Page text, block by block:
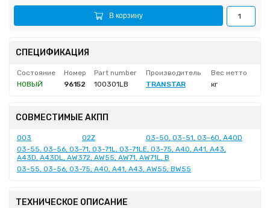
В корзину
СПЕЦИФИКАЦИЯ
Состояние Номер Part number Производитель
Вес нетто
НОВЫЙ
96152 100301LB TRANSTAR кг
СОВМЕСТИМЫЕ АКПП
003 02Z
03-50, 03-51, 03-60, A40D
03-55, 03-56, 03-71, 03-71L, 03-71LE, 03-75, A40, A41, A43,
A43D, A43DL, AW372, AW55, AW71, AW71L, B
03-55, 03-56, 03-75, A40, A41, A43, AW55, BW55
ТЕХНИЧЕСКОЕ ОПИСАНИЕ